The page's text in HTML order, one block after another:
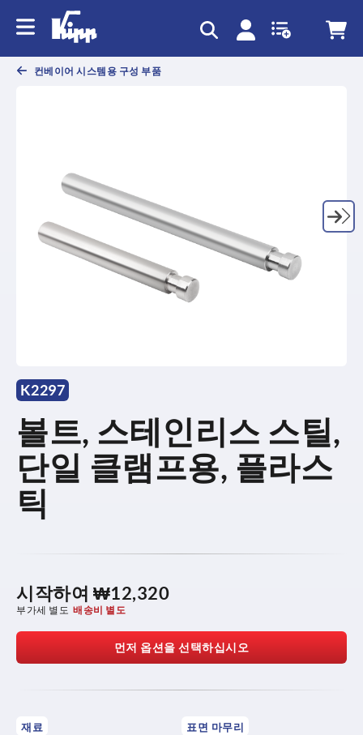
컨베이어 시스템용 구성 부품
K2297
볼트, 스테인리스 스틸,
단일 클램프용, 플라스
틱
시작하여 ₩12,320
부가세 별도 배송비 별도
먼저 옵션을 선택하십시오
재료 표면 마무리